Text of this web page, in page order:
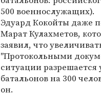
500 военнослужащих).
Эдуард Кокойты даже
Марат Кулахметов,
заявил, что
"Протокольными
ситуации разрешается
батальонов на 300
он.